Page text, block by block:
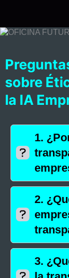
sobre
la IA
1.
2.
3.